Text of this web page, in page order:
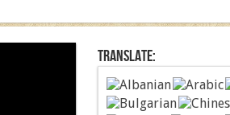
Translate: